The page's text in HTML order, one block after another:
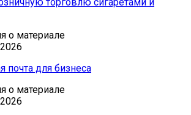
о материале
почта для бизнеса
о материале